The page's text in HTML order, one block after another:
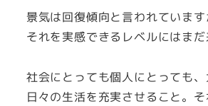
景気は回復傾向と言われていま
それを実感できるレベルにはま
社会にとっても個人にとっても
日々の生活を充実させること。